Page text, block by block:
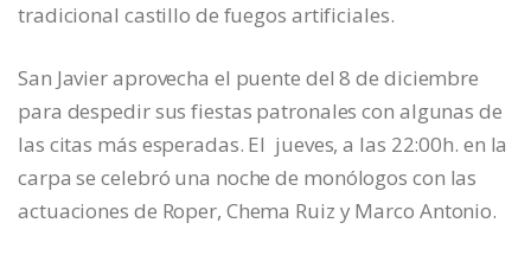
tradicional castillo de fuegos artificiales.
San Javier aprovecha el puente del 8 de diciembre
para despedir sus fiestas patronales con algunas de
las citas más esperadas. El jueves, a las 22:00h. en la
carpa se celebró una noche de monólogos con las
actuaciones de Roper, Chema Ruiz y Marco Antonio.